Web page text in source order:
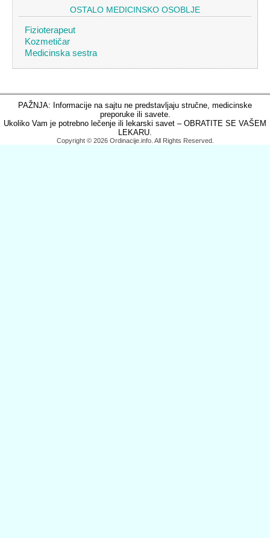
OSTALO MEDICINSKO OSOBLJE
Fizioterapeut
Kozmetičar
Medicinska sestra
PAŽNJA: Informacije na sajtu ne predstavljaju stručne, medicinske
preporuke ili savete.
Ukoliko Vam je potrebno lečenje ili lekarski savet – OBRATITE SE VAŠEM
LEKARU.
Copyright © 2026 Ordinacije.info. All Rights Reserved.